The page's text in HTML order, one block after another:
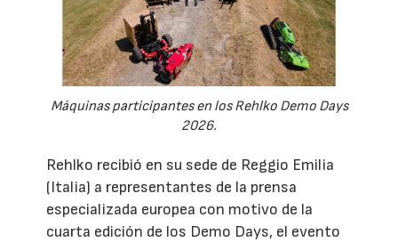
Máquinas participantes en los Rehlko Demo Days
2026.
Rehlko recibió en su sede de Reggio Emilia
(Italia) a representantes de la prensa
especializada europea con motivo de la
cuarta edición de los Demo Days, el evento